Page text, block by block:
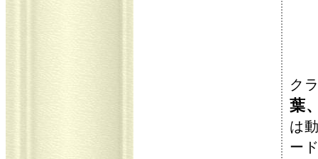
ク
葉
は
ー